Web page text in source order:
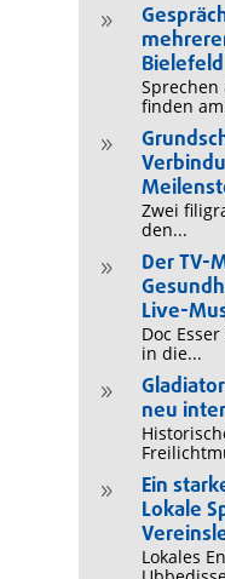
9
Bielefeld
Sprechen
finden
9
Zwei
den...
9
Der TV-
Live-
Doc
in die...
9
neu
9
Ein
Lokale
Lokales